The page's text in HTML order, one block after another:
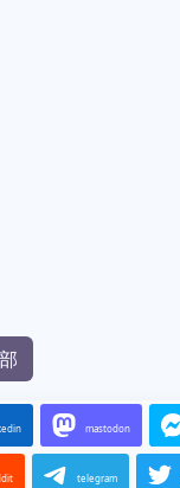
mastodon
telegram